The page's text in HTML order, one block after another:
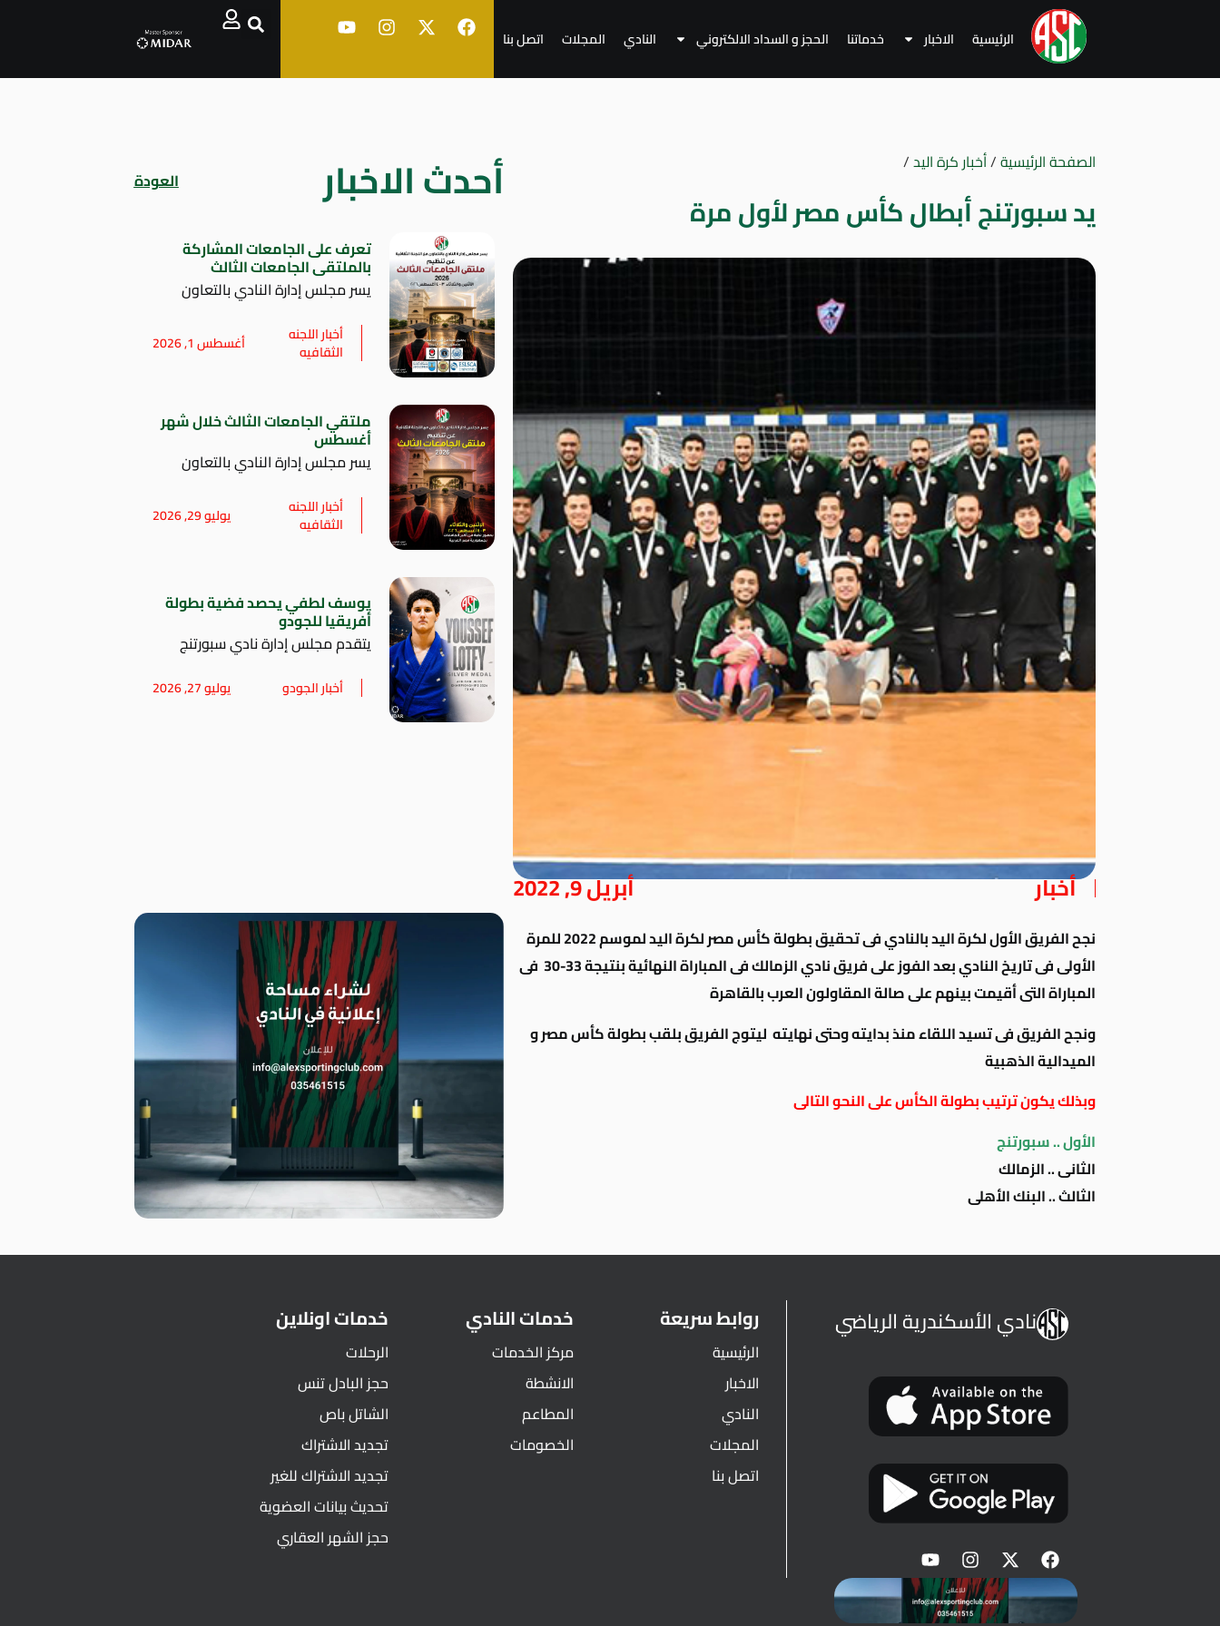
الرئيسية الاخبار خدماتنا الحجز و السداد الالكتروني النادي المجلات اتصل بنا
الصفحة الرئيسية/أخبار كرة اليد/
يد سبورتنج أبطال كأس مصر لأول مرة
أخبار أبريل 9, 2022
نجح الفريق الأول لكرة اليد بالنادي فى تحقيق بطولة كأس مصر لكرة اليد لموسم 2022 للمرة
الأولى فى تاريخ النادي بعد الفوز على فريق نادي الزمالك فى المباراة النهائية بنتيجة 33-30 فى
المباراة التى أقيمت بينهم على صالة المقاولون العرب بالقاهرة
ونجح الفريق فى تسيد اللقاء منذ بدايته وحتى نهايته ليتوج الفريق بلقب بطولة كأس مصر و
الميدالية الذهبية
وبذلك يكون ترتيب بطولة الكأس على النحو التالى
الأول .. سبورتنج
الثانى .. الزمالك
الثالث .. البنك الأهلى
أحدث الاخبار العودة
تعرف على الجامعات المشاركة
بالملتقى الجامعات الثالث
يسر مجلس إدارة النادي بالتعاون
أخبار اللجنه
الثقافيه أغسطس 1, 2026
ملتقي الجامعات الثالث خلال شهر
أغسطس
يسر مجلس إدارة النادي بالتعاون
أخبار اللجنه
الثقافيه يوليو 29, 2026
يوسف لطفي يحصد فضية بطولة
أفريقيا للجودو
يتقدم مجلس إدارة نادي سبورتنج
أخبار الجودو يوليو 27, 2026
نادي الأسكندرية الرياضي روابط سريعة
الرئيسية
الاخبار
النادي
المجلات
اتصل بنا
خدمات النادي
مركز الخدمات
الانشطة
المطاعم
الخصومات
خدمات اونلاين
الرحلات
حجز البادل تنس
الشاتل باص
تجديد الاشتراك
تجديد الاشتراك للغير
تحديث بيانات العضوية
حجز الشهر العقاري